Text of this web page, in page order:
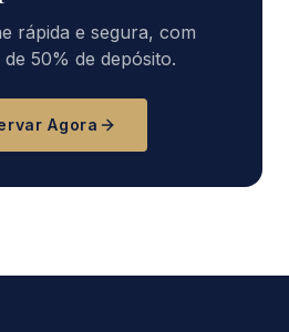
rápida e segura, com
50% de depósito.
Agora